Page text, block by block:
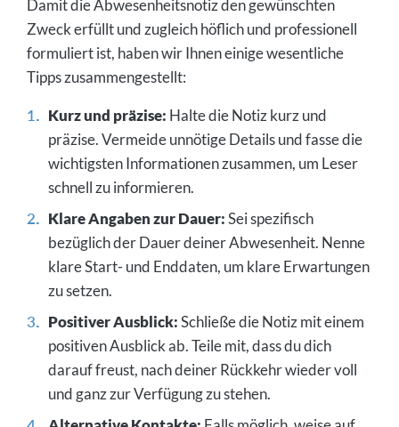
Damit die Abwesenheitsnotiz den gewünschten
Zweck erfüllt und zugleich höflich und professionell
formuliert ist, haben wir Ihnen einige wesentliche
Tipps zusammengestellt:
Kurz und präzise: Halte die Notiz kurz und
präzise. Vermeide unnötige Details und fasse die
wichtigsten Informationen zusammen, um Leser
schnell zu informieren.
Klare Angaben zur Dauer:Sei spezifisch
bezüglich der Dauer deiner Abwesenheit. Nenne
klare Start- und Enddaten, um klare Erwartungen
zu setzen.
Positiver Ausblick:Schließe die Notiz mit einem
positiven Ausblick ab. Teile mit, dass du dich
darauf freust, nach deiner Rückkehr wieder voll
und ganz zur Verfügung zu stehen.